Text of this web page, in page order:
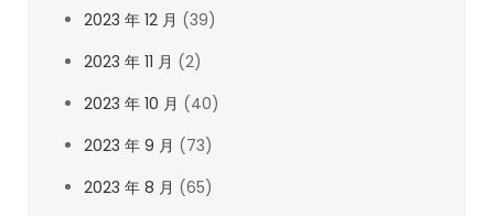
2023 年 12 月 (39)
2023 年 11 月 (2)
2023 年 10 月 (40)
2023 年 9 月 (73)
2023 年 8 月 (65)